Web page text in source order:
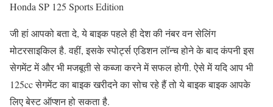
Honda SP 125 Sports Edition
जी हां आपको बता दे, ये बाइक पहले ही देश की नंबर वन सेलिंग
मोटरसाइकिल है. वहीं, इसके स्पोर्ट्स एडिशन लॉन्च होने के बाद कंपनी इस
सेगमेंट में और भी मजबूती से कब्जा करने में सफल होगी. ऐसे में यदि आप भी
125cc सेगमेंट का बाइक खरीदने का सोच रहे हैं तो ये बाइक बाइक आपके
लिए बेस्ट ऑप्शन हो सकता है.